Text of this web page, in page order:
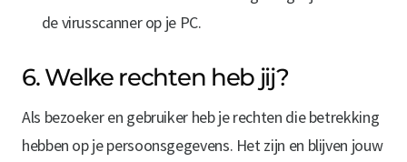
de virusscanner op je PC.
6. Welke rechten heb jij?
Als bezoeker en gebruiker heb je rechten die betrekking
hebben op je persoonsgegevens. Het zijn en blijven jouw